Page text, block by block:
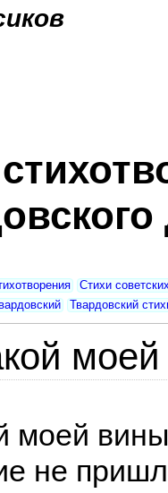
Стихи
Твардовский
моей вины
не